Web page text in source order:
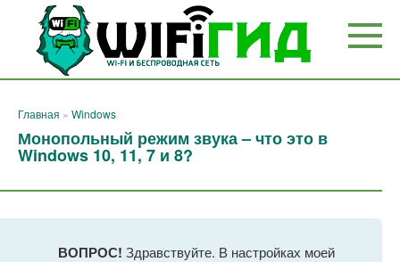
Перейти
контенту
Главная » Windows
Монопольный режим звука – что это в
Windows 10, 11, 7 и 8?
ВОПРОС! Здравствуйте. В настройках моей